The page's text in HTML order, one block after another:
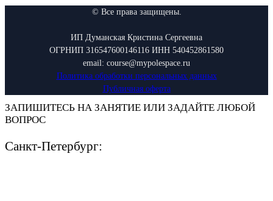
© Все права защищены.
ИП Думанская Кристина Сергеевна
ОГРНИП 316547600146116 ИНН 540452861580
email: course@mypolespace.ru
Политика обработки персональных данных
Публичная оферта
ЗАПИШИТЕСЬ НА ЗАНЯТИЕ ИЛИ ЗАДАЙТЕ ЛЮБОЙ
ВОПРОС
Санкт-Петербург: